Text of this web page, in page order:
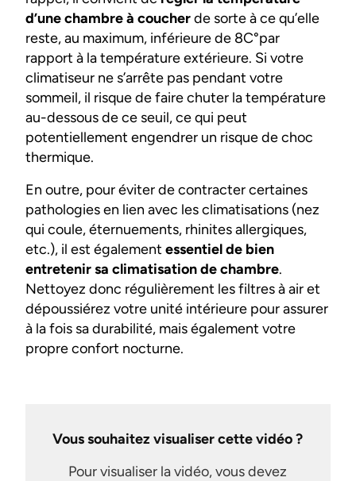
d’une chambre à coucherde sorte à ce qu’elle
reste, au maximum, inférieure de 8C°par
rapport à la température extérieure. Si votre
climatiseur ne s’arrête pas pendant votre
sommeil, il risque de faire chuter la température
au-dessous de ce seuil, ce qui peut
potentiellement engendrer un risque de choc
thermique.
En outre, pour éviter de contracter certaines
pathologies en lien avec les climatisations (nez
qui coule, éternuements, rhinites allergiques,
etc.), il est également essentiel de bien
entretenir sa climatisation de chambre.
Nettoyez donc régulièrement les filtres à air et
dépoussiérez votre unité intérieure pour assurer
à la fois sa durabilité, mais également votre
propre confort nocturne.
Vous souhaitez visualiser cette vidéo ?
Pour visualiser la vidéo, vous devez